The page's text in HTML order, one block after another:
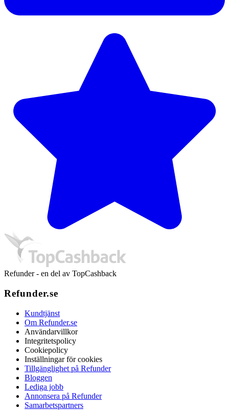
Refunder - en del av TopCashback
Refunder.se
Kundtjänst
Om Refunder.se
Användarvillkor
Integritetspolicy
Cookiepolicy
Inställningar för cookies
Tillgänglighet på Refunder
Bloggen
Lediga jobb
Annonsera på Refunder
Samarbetspartners